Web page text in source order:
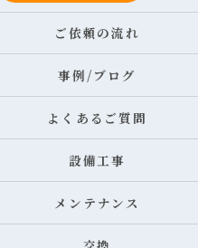
ご依頼の流れ
事例/ブログ
よくあるご質問
設備工事
メンテナンス